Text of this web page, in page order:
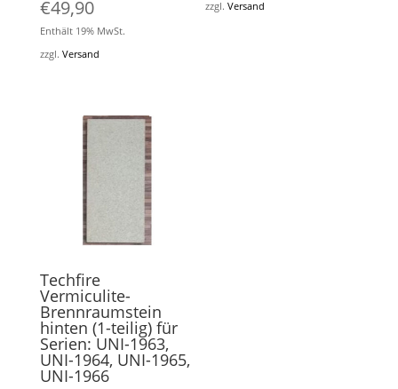
€49,90
Enthält 19% MwSt.
zzgl. Versand
zzgl.Versand
Techfire
Vermiculite-
Brennraumstein
hinten (1-teilig) für
Serien: UNI-1963,
UNI-1964, UNI-1965,
UNI-1966